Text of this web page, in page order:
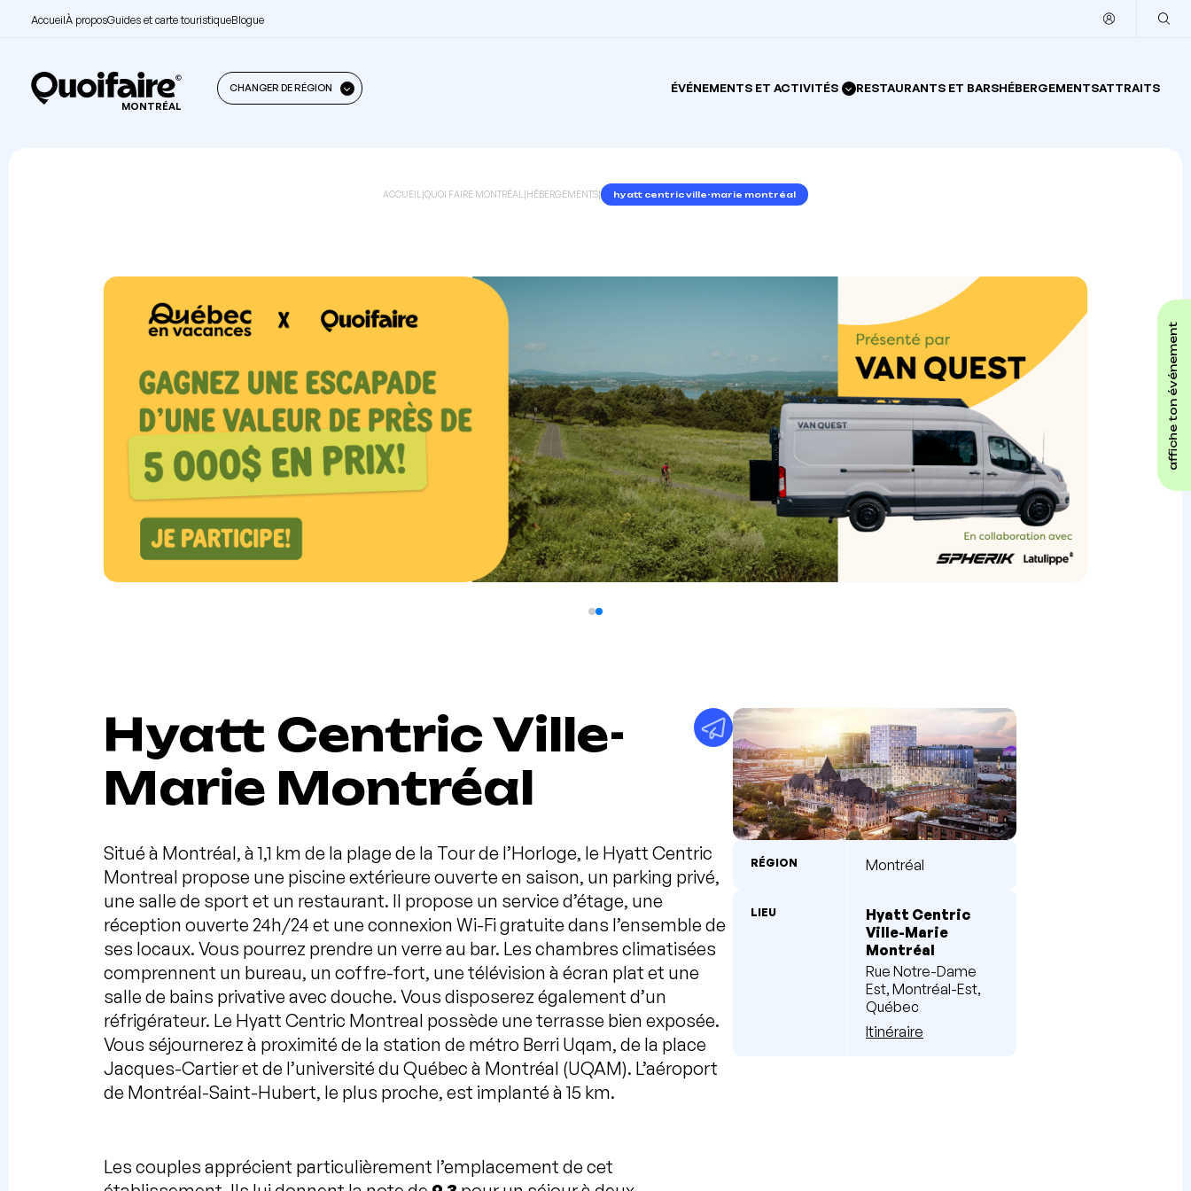
AccueilÀ proposGuides et carte touristiqueBlogue
MONTRÉAL
CHANGER DE RÉGION ÉVÉNEMENTS ET ACTIVITÉS RESTAURANTS ET BARSHÉBERGEMENTSATTRAITS
affiche ton événement
ACCUEIL |QUOI FAIRE MONTRÉAL |HÉBERGEMENTS| hyatt centric ville-marie montréal
Hyatt Centric Ville-
Marie Montréal
Situé à Montréal, à 1,1 km de la plage de la Tour de l’Horloge, le Hyatt Centric
Montreal propose une piscine extérieure ouverte en saison, un parking privé,
une salle de sport et un restaurant. Il propose un service d’étage, une
réception ouverte 24h/24 et une connexion Wi-Fi gratuite dans l’ensemble de
ses locaux. Vous pourrez prendre un verre au bar. Les chambres climatisées
comprennent un bureau, un coffre-fort, une télévision à écran plat et une
salle de bains privative avec douche. Vous disposerez également d’un
réfrigérateur. Le Hyatt Centric Montreal possède une terrasse bien exposée.
Vous séjournerez à proximité de la station de métro Berri Uqam, de la place
Jacques-Cartier et de l’université du Québec à Montréal (UQAM). L’aéroport
de Montréal-Saint-Hubert, le plus proche, est implanté à 15 km.
Les couples apprécient particulièrement l’emplacement de cet
RÉGION Montréal
LIEU
Hyatt Centric
Ville-Marie
Montréal
Rue Notre-Dame
Est, Montréal-Est,
Québec
Itinéraire